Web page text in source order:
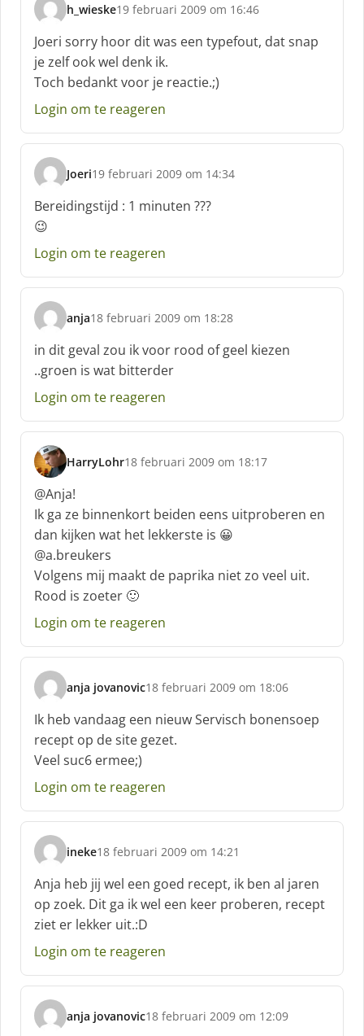
h_wieske
s
c
h
r
e
e
:
19 februari 2009 om 16:46
Joeri sorry hoor dit was een typefout, dat snap
je zelf ook wel denk ik.
Toch bedankt voor je reactie.;)
Login om te reageren
Joeri
s
c
h
r
e
f
19 februari 2009 om 14:34
Bereidingstijd : 1 minuten ???
😉
Login om te reageren
anja
s
c
h
r
e
f
18 februari 2009 om 18:28
in dit geval zou ik voor rood of geel kiezen
..groen is wat bitterder
Login om te reageren
HarryLohr
s
c
h
r
e
e
f
:
18 februari 2009 om 18:17
@Anja!
Ik ga ze binnenkort beiden eens uitproberen en
dan kijken wat het lekkerste is 😀
@a.breukers
Volgens mij maakt de paprika niet zo veel uit.
Rood is zoeter 🙂
Login om te reageren
anja jovanovic
s
c
h
r
e
e
:
18 februari 2009 om 18:06
Ik heb vandaag een nieuw Servisch bonensoep
recept op de site gezet.
Veel suc6 ermee;)
Login om te reageren
ineke
s
c
h
r
e
e
:
18 februari 2009 om 14:21
Anja heb jij wel een goed recept, ik ben al jaren
op zoek. Dit ga ik wel een keer proberen, recept
ziet er lekker uit.:D
Login om te reageren
anja jovanovic
s
18 februari 2009 om 12:09